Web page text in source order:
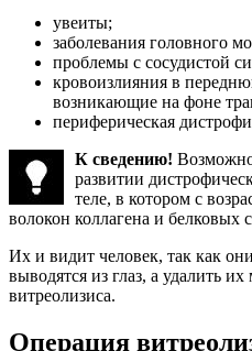
увеиты;
заболевания головного
проблемы с сосудистой
кровоизлияния в
возникающие на фоне
периферическая
К сведению!
развитии
теле, в котором с
волокон коллагена и белковых
Их и видит человек, так как
выводятся из глаз, а удалить
витреолизиса.
Операция